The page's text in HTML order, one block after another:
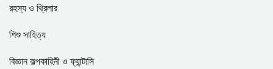
রহস্য ও থ্রিলার
শিশু সাহিত্য
বিজ্ঞান কল্পকাহিনী ও ফ্যান্টাসি